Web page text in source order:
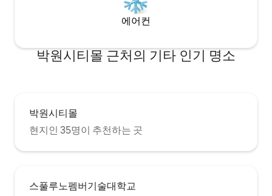
에어컨
박원시티몰 근처의 기타 인기 명소
박원시티몰
현지인 35명이 추천하는 곳
스풀루노펨버기술대학교